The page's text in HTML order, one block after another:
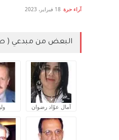
آراء حرة 18 فبراير، 2023
البعض من مبدعي (
آمال عوّاد رضوان